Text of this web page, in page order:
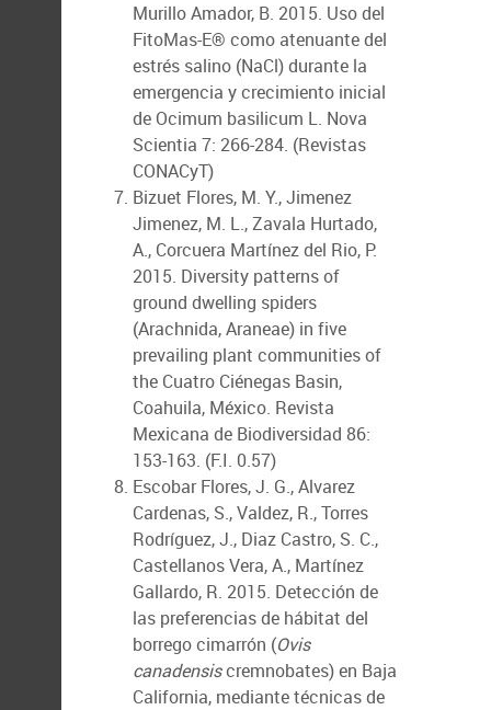
Murillo Amador, B. 2015. Uso del
FitoMas-E® como atenuante del
estrés salino (NaCl) durante la
emergencia y crecimiento inicial
de Ocimum basilicum L. Nova
Scientia 7: 266-284. (Revistas
CONACyT)
Bizuet Flores, M. Y., Jimenez
Jimenez, M. L., Zavala Hurtado,
A., Corcuera Martínez del Rio, P.
2015. Diversity patterns of
ground dwelling spiders
(Arachnida, Araneae) in five
prevailing plant communities of
the Cuatro Ciénegas Basin,
Coahuila, México. Revista
Mexicana de Biodiversidad 86:
153-163. (F.I. 0.57)
Escobar Flores, J. G., Alvarez
Cardenas, S., Valdez, R., Torres
Rodríguez, J., Diaz Castro, S. C.,
Castellanos Vera, A., Martínez
Gallardo, R. 2015. Detección de
las preferencias de hábitat del
borrego cimarrón (Ovis
canadensiscremnobates) en Baja
California, mediante técnicas de